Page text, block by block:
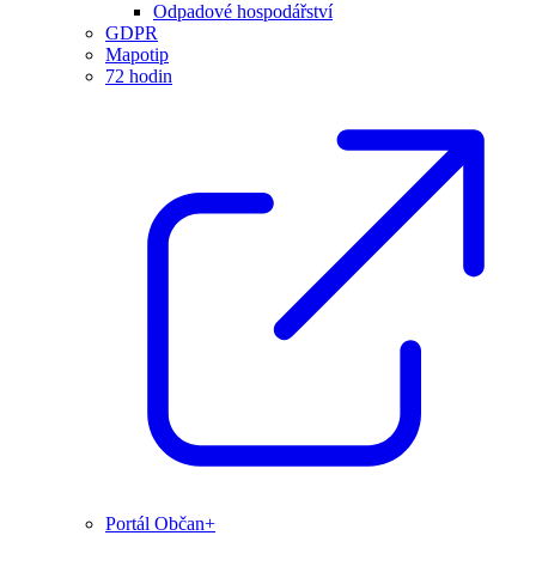
Odpadové hospodářství
GDPR
Mapotip
72 hodin
Portál Občan+